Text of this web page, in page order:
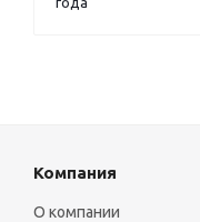
Компания
О компании